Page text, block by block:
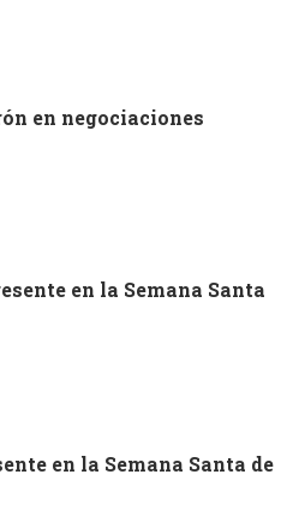
en negociaciones
en la Semana Santa de